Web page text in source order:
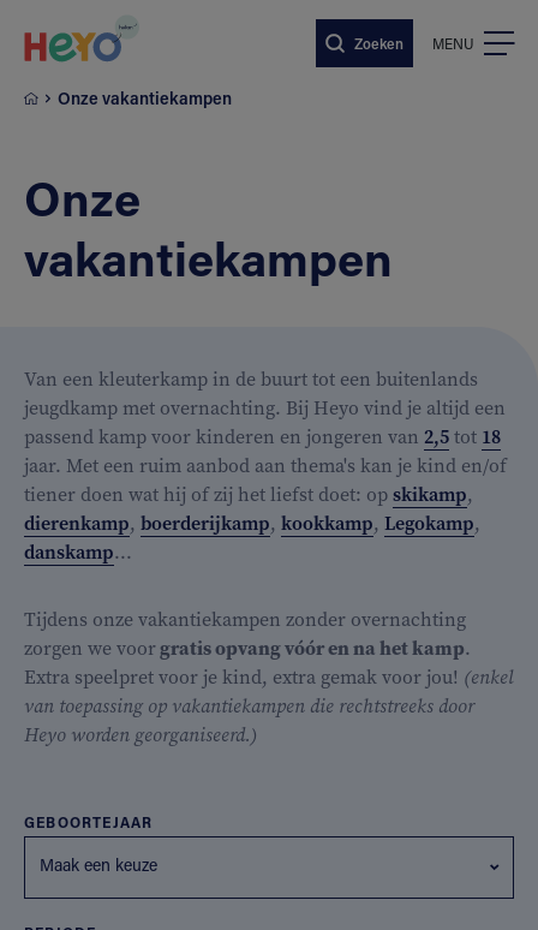
Zoeken MENU
Onze vakantiekampen
Onze
vakantiekampen
Van een kleuterkamp in de buurt tot een buitenlands
jeugdkamp met overnachting. Bij Heyo vind je altijd een
passend kamp voor kinderen en jongeren van 2,5tot 18
jaar. Met een ruim aanbod aan thema's kan je kind en/of
tiener doen wat hij of zij het liefst doet: opskikamp,
dierenkamp, boerderijkamp, kookkamp, Legokamp,
danskamp...
Tijdens onze vakantiekampen zonder overnachting
zorgen we voorgratis opvang vóór en na het kamp.
Extra speelpret voor je kind, extra gemak voor jou! (enkel
van toepassing op vakantiekampen die rechtstreeks door
Heyo worden georganiseerd.)
GEBOORTEJAAR
Maak een keuze